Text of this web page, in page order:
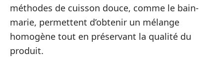
méthodes de cuisson douce, comme le bain-
marie, permettent d’obtenir un mélange
homogène tout en préservant la qualité du
produit.